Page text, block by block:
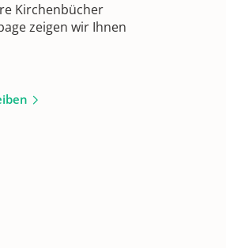
Kirchenbücher
zeigen wir Ihnen